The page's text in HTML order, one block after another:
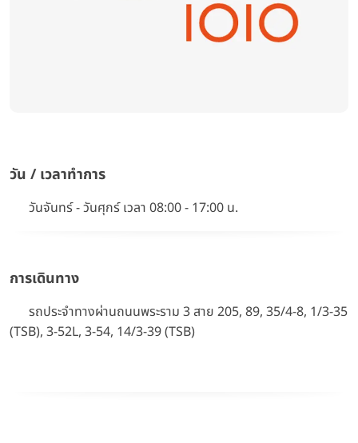
วัน / เวลาทำการ
วันจันทร์ - วันศุกร์ เวลา 08:00 - 17:00 น.
การเดินทาง
รถประจำทางผ่านถนนพระราม 3 สาย 205, 89, 35/4-8, 1/3-35
(TSB), 3-52L, 3-54, 14/3-39 (TSB)